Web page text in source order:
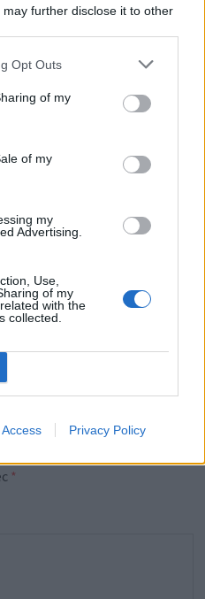
may further disclose it to other
Opt Outs
of my
of my
my
Advertising.
Use,
of my
with the
collected.
Privacy Policy
sur sa famille et
de Game of Thrones :
*